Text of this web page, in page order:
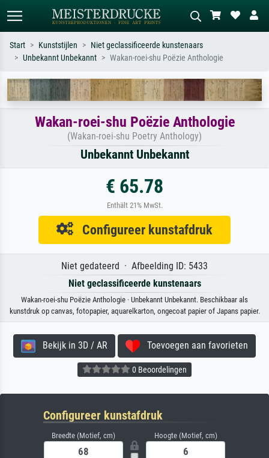
Zoek op kunstenaar, titel of stijl – bijv.
Monet, Sterrennacht, impressionisme,
Hokusai-golf, naakt.
Beschrijf de scène – bijv. groene
weide, abstract met veel rood, donker
olieverfschilderij, staand naakt naast
een boom.
Start Kunststijlen
Niet geclassificeerde kunstenaars
Unbekannt Unbekannt
Wakan-roei-shu Poëzie Anthologie
Wakan-roei-shu Poëzie Anthologie
(Wakan-roei-shu Poetry Anthology)
Unbekannt Unbekannt
€ 65.78
Enthält 21% MwSt.
Configureer kunstafdruk
Niet gedateerd · Afbeelding ID: 5433
Niet geclassificeerde kunstenaars
Wakan-roei-shu Poëzie Anthologie · Unbekannt Unbekannt. Beschikbaar als
kunstdruk op canvas, fotopapier, aquarelkarton, ongecoat papier of Japans papier.
Bekijk in 3D / AR Toevoegen aan favorieten
0 Beoordelingen
Configureer kunstafdruk
Breedte (Motief, cm) Hoogte (Motief, cm)